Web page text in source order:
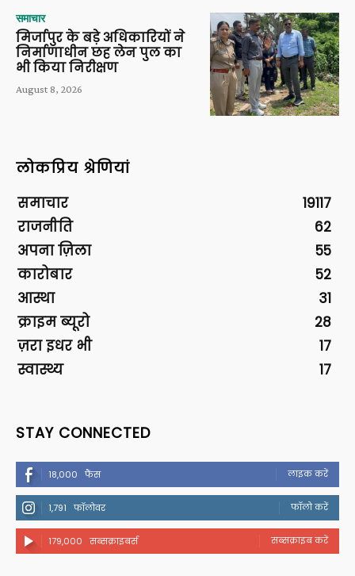
समाचार
मिर्जापुर के बड़े अधिकारियों ने
निर्माणाधीन छह लेन पुल का
भी किया निरीक्षण
August 8, 2026
लोकप्रिय श्रेणियां
समाचार
19117
राजनीति
62
अपना ज़िला
55
कारोबार
52
आस्था
31
क्राइम ब्यूरो
28
ज़रा इधर भी
17
स्वास्थ्य
17
STAY CONNECTED
18,000 फैंस लाइक करें
1,791 फॉलोवर फॉलो करें
179,000 सब्सक्राइबर्स सब्सक्राइब करें